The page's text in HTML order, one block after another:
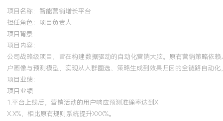
项目名称：智能营销增长平台
担任角色： 项目负责人
项目背景：
项目内容：
公司战略级项目，旨在构建数据驱动的自动化营销大脑。原有营销策略依
户画像与预测模型，实现从人群圈选、策略生成到效果归因的全链路自动化
项目业绩：
项目业绩：
1.平台上线后，营销活动的用户响应预测准确率达到X
X.X%，相比原有规则系统提升XXX%。